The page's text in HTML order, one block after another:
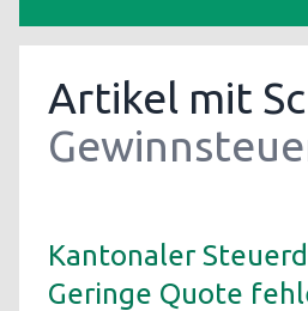
Artikel mit
Kantonaler
Geringe Quote